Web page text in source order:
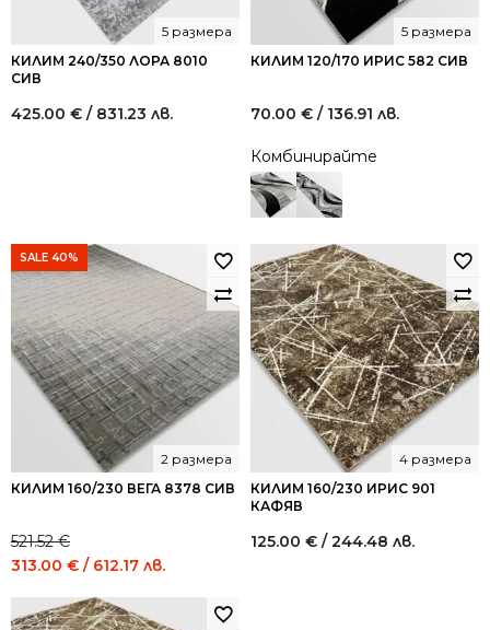
КИЛИМ 240/350 ЛОРА 8010
СИВ
5 размера
425.00 € / 831.23 лв.
КИЛИМ 120/170 ИРИС 582 СИВ
5 размера
70.00 € / 136.91 лв.
Комбинирайте
SALE 40%
КИЛИМ 160/230 ВЕГА 8378 СИВ
2 размера
521.52€
Original
was:
313.00 € / 612.17 лв.
КИЛИМ 160/230 ИРИС 901
КАФЯВ
4 размера
125.00 € / 244.48 лв.